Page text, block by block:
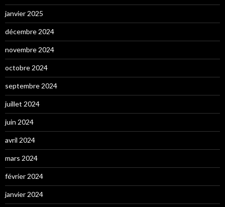
janvier 2025
décembre 2024
novembre 2024
octobre 2024
septembre 2024
juillet 2024
juin 2024
avril 2024
mars 2024
février 2024
janvier 2024